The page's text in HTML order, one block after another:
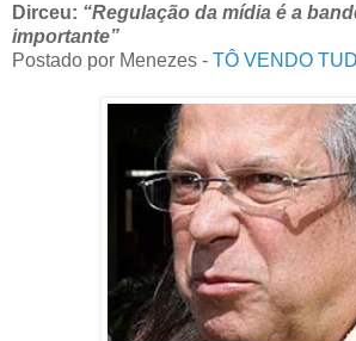
Dirceu: “Regulação da mídia é a
importante”
Postado por Menezes - TÔ VENDO